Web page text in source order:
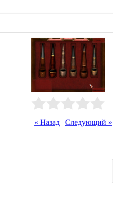
« Назад Следующий »